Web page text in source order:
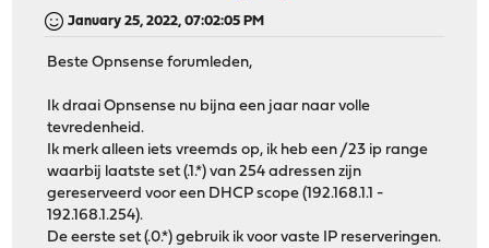
January 25, 2022, 07:02:05 PM
Beste Opnsense forumleden,
Ik draai Opnsense nu bijna een jaar naar volle
tevredenheid.
Ik merk alleen iets vreemds op, ik heb een /23 ip range
waarbij laatste set (.1.*) van 254 adressen zijn
gereserveerd voor een DHCP scope (192.168.1.1 -
192.168.1.254).
De eerste set (.0.*) gebruik ik voor vaste IP reserveringen.